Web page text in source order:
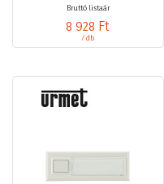
Bruttó listaár
8 928 Ft
/ db